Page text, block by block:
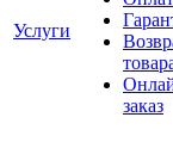
Услуги
заказ